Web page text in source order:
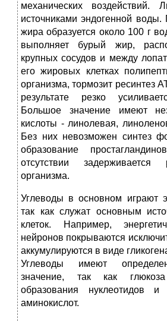
механических воздействий.
источниками эндогенной
жира образуется около 100 г
выполняет бурый жир,
крупных сосудов и между
его жировых клетках
организма, тормозит ресинтез
результате резко
Большое значение имеют
кислоты - линолевая,
Без них невозможен синтез
образование
отсутствии
организма.
Углеводы в основном играют
так как служат основным
клеток. Например,
нейронов покрываются
аккумулируются в виде
Углеводы имеют
значение, так как
образования нуклеотидов и
аминокислот.